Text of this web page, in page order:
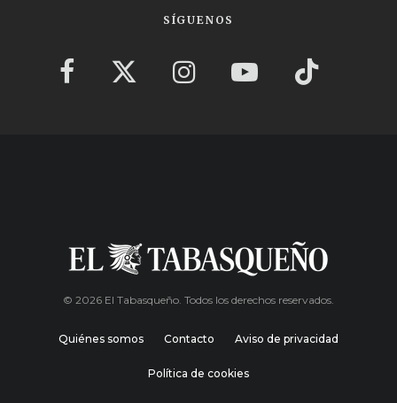
SÍGUENOS
© 2026 El Tabasqueño. Todos los derechos reservados.
Quiénes somos Contacto Aviso de privacidad
Política de cookies